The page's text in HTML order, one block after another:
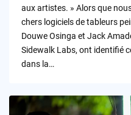
aux artistes. » Alors que
chers logiciels de tableurs
Douwe Osinga et Jack
Sidewalk Labs, ont identifié
dans la…